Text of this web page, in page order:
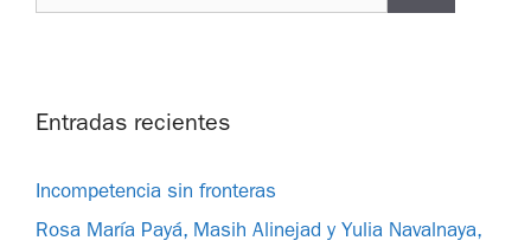
Entradas recientes
Incompetencia sin fronteras
Rosa María Payá, Masih Alinejad y Yulia Navalnaya,